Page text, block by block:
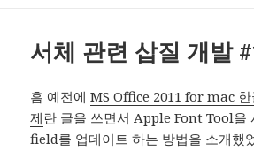
서체 관련 삽질 개발
흠 예전에MS Office 2011 for mac
제 란 글을 쓰면서 Apple Font Tool을
field를 업데이트 하는 방법을 소개했